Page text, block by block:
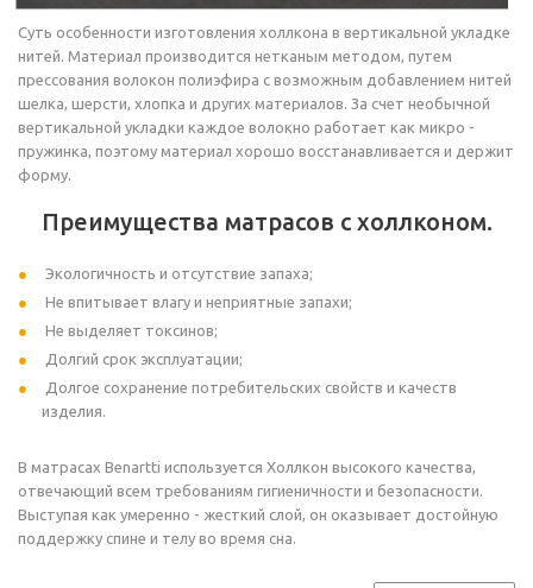
Суть особенности изготовления холлкона в вертикальной укладке
нитей. Материал производится нетканым методом, путем
прессования волокон полиэфира с возможным добавлением нитей
шелка, шерсти, хлопка и других материалов. За счет необычной
вертикальной укладки каждое волокно работает как микро -
пружинка, поэтому материал хорошо восстанавливается и держит
форму.
Преимущества матрасов с холлконом.
Экологичность и отсутствие запаха;
Не впитывает влагу и неприятные запахи;
Не выделяет токсинов;
Долгий срок эксплуатации;
Долгое сохранение потребительских свойств и качеств
изделия.
В матрасах Benartti используется Холлкон высокого качества,
отвечающий всем требованиям гигиеничности и безопасности.
Выступая как умеренно - жесткий слой, он оказывает достойную
поддержку спине и телу во время сна.